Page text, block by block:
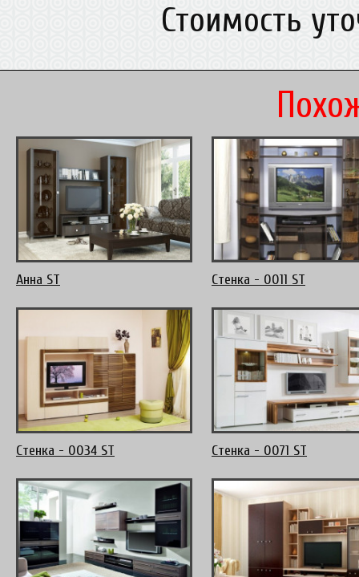
Стоимость
Анна ST Стенка - 0011 ST
Стенка - 0034 ST Стенка - 0071 ST